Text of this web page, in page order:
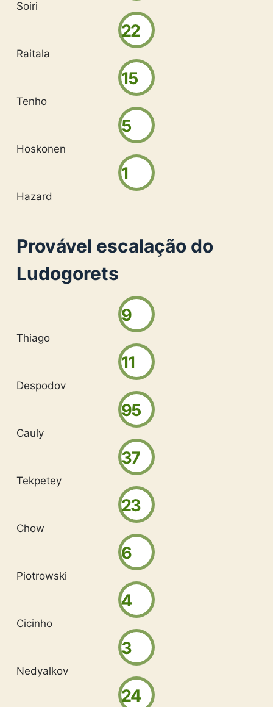
Soiri
22
Raitala
15
Tenho
5
Hoskonen
1
Hazard
Provável escalação do
Ludogorets
9
Thiago
11
Despodov
95
Cauly
37
Tekpetey
23
Chow
6
Piotrowski
4
Cicinho
3
Nedyalkov
24